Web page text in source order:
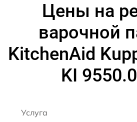
Цены на
варочной
KitchenAid
KI
Услуга